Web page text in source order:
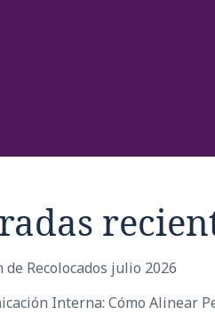
de Recolocados julio 2026
Interna: Cómo Alinear